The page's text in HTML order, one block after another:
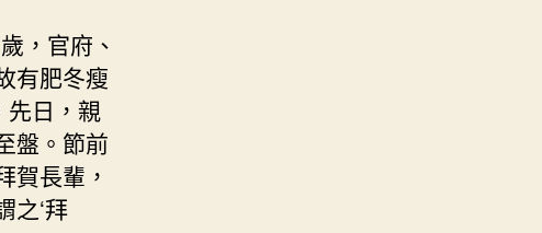
，官府、
有肥冬瘦
先日，親
盤。節前
賀長輩，
之‘拜